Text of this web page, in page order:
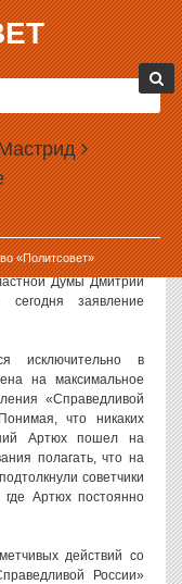
«Политсовет»
УТКИН:
РОССИИ» И
Евгением Артюхом
председателем
отделения партии
и даже
— заявил ИА
Думы Дмитрий
сегодня заявление
исключительно в
на максимальное
«Справедливой
что никаких
Артюх пошел на
полагать, что на
советчики
где Артюх постоянно
действий со
России»